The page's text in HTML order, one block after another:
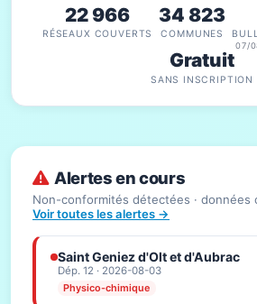
22 966
RÉSEAUX COUVERTS
34 823
COMMUNES
07/
Gratuit
SANS INSCRIPTION
Alertes en cours
Non-conformités détectées · données
Voir toutes les alertes →
Saint Geniez d'Olt et d'Aubrac
Dép. 12 · 2026-08-03
Physico-chimique